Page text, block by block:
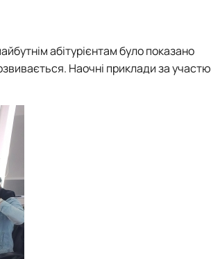
абітурієнтам було показано
Наочні приклади за участю